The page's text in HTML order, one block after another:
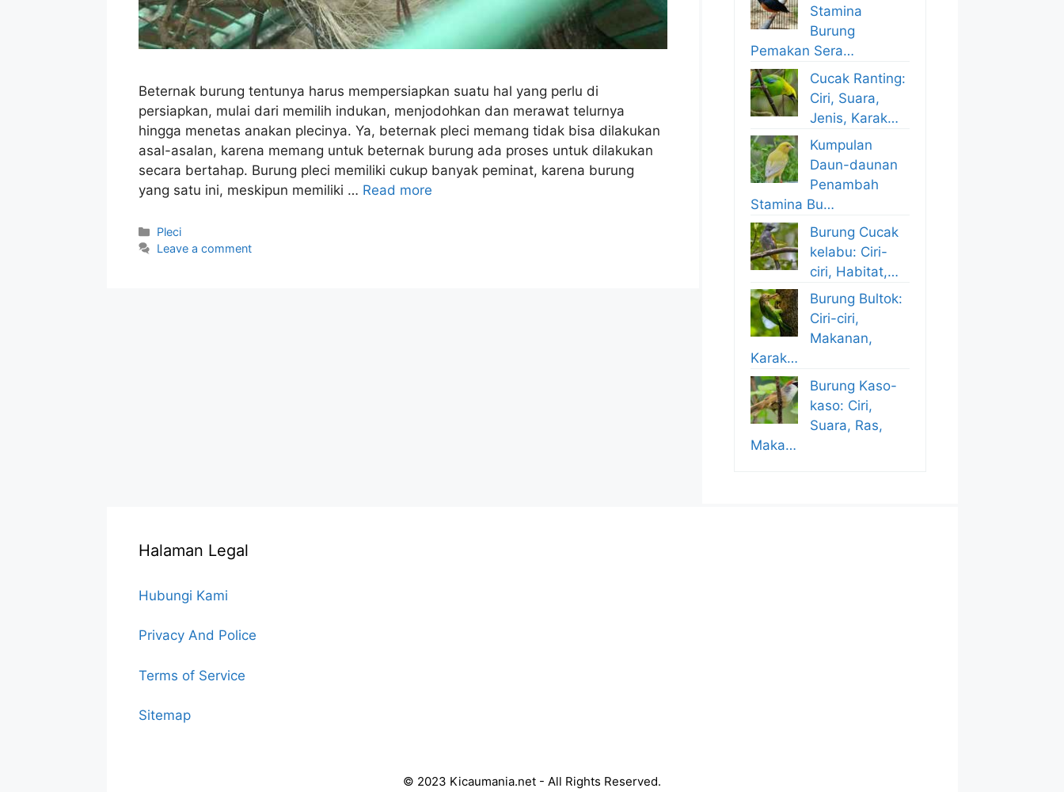
Beternak burung tentunya harus mempersiapkan suatu hal yang perlu di
persiapkan, mulai dari memilih indukan, menjodohkan dan merawat telurnya
hingga menetas anakan plecinya. Ya, beternak pleci memang tidak bisa dilakukan
asal-asalan, karena memang untuk beternak burung ada proses untuk dilakukan
secara bertahap. Burung pleci memiliki cukup banyak peminat, karena burung
yang satu ini, meskipun memiliki … Read more
Categories
Pleci
Leave a comment
Stamina
Burung
Pemakan Sera…
Cucak Ranting:
Ciri, Suara,
Jenis, Karak…
Kumpulan
Daun-daunan
Penambah
Stamina Bu…
Burung Cucak
kelabu: Ciri-
ciri, Habitat,…
Burung Bultok:
Ciri-ciri,
Makanan,
Karak…
Burung Kaso-
kaso: Ciri,
Suara, Ras,
Maka…
Halaman Legal
Hubungi Kami
Privacy And Police
Terms of Service
Sitemap
© 2023 Kicaumania.net - All Rights Reserved.